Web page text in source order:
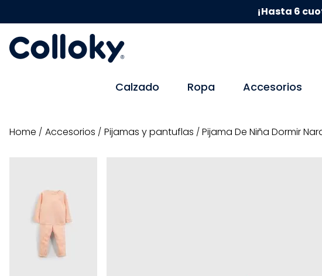
¡Hasta 6
Calzado Ropa Accesorios
accesorios pijamas y pantuflas Pijama De Niña Dormir